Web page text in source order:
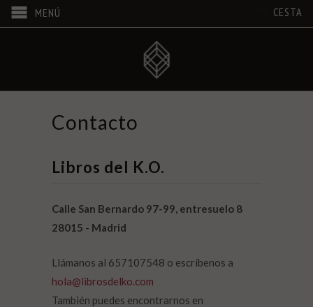
MENÚ CESTA
Contacto
Libros del K.O.
Calle San Bernardo 97-99, entresuelo 8
28015 - Madrid
Llámanos al 657107548 o escríbenos a
hola@librosdelko.com
También puedes encontrarnos en